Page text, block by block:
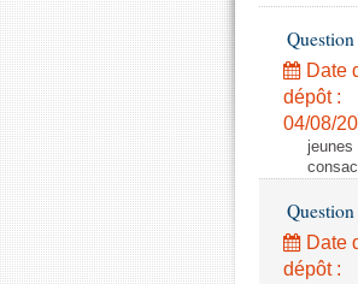
Date
dépôt :
04/08/
Date
dépôt :